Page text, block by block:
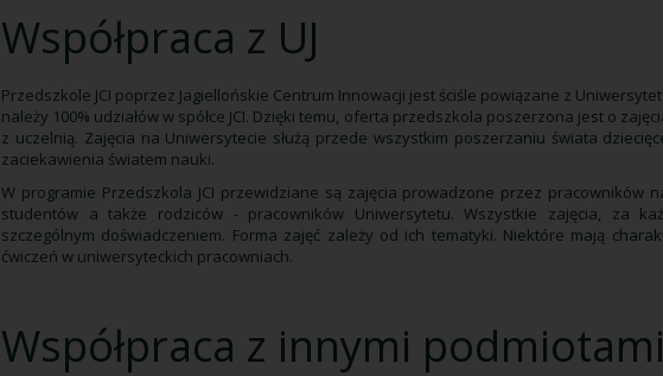
Współpraca z UJ
Przedszkole JCI poprzez Jagiellońskie Centrum Innowacji jest ściśle powiązane z
należy 100% udziałów w spółce JCI. Dzięki temu, oferta przedszkola poszerzona jest o
z uczelnią. Zajęcia na Uniwersytecie służą przede wszystkim poszerzaniu świata
zaciekawienia światem nauki.
W programie Przedszkola JCI przewidziane są zajęcia prowadzone przez pracowników
studentów a także rodziców - pracowników Uniwersytetu. Wszystkie zajęcia, za
szczególnym doświadczeniem. Forma zajęć zależy od ich tematyki. Niektóre mają
ćwiczeń w uniwersyteckich pracowniach.
Współpraca z innymi podmiotami